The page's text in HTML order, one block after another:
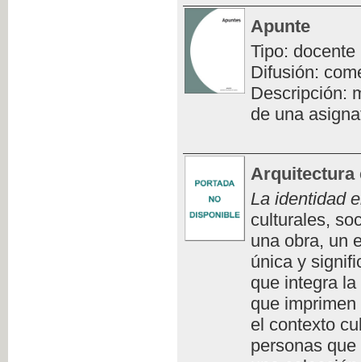
Apunte
Tipo: docente
Difusión:
Descripción:
de una
Arquitectura
La identidad
culturales,
una obra, un
única y
que integra
que
el contexto
personas